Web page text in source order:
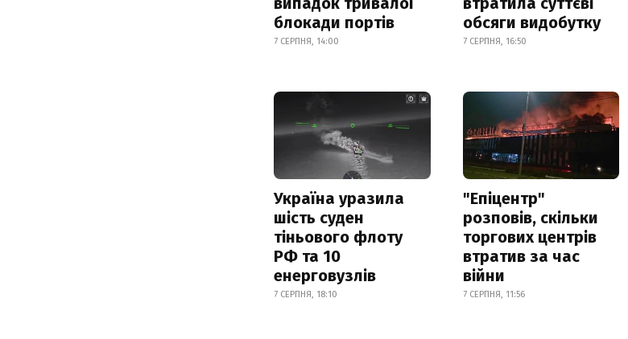
блокади портів
7 СЕРПНЯ, 14:00
обсяги видобутку
7 СЕРПНЯ, 16:50
Україна уразила
шість суден
тіньового флоту
РФ та 10
енерговузлів
7 СЕРПНЯ, 18:10
"Епіцентр"
розповів, скільки
торгових центрів
втратив за час
війни
7 СЕРПНЯ, 11:56